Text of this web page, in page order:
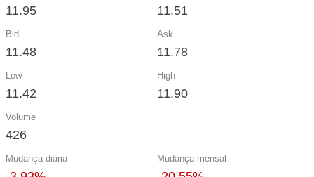
11.95 11.51
Bid
11.48
Ask
11.78
Low
11.42
High
11.90
Volume
426
Mudança diária Mudança mensal